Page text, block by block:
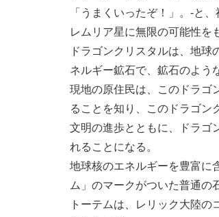
「うまくいったぞ！」。-と
レムリア星に無限の可能性を
ドラゴンクリスタルは、地
ネルギー鉱石で、鉱石のよう
現地の原住民は、このドラゴ
ることを知り、このドラゴン
文明の進歩とともに、ドラゴ
れることになる。
地球核のエネルギーを豊富に
ム」のマークがついた普通の
トーテムは、レリック大陸